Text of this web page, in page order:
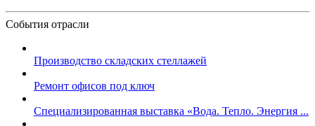
События отрасли
Производство складских стеллажей
Ремонт офисов под ключ
Специализированная выставка «Вода. Тепло. Энергия ...